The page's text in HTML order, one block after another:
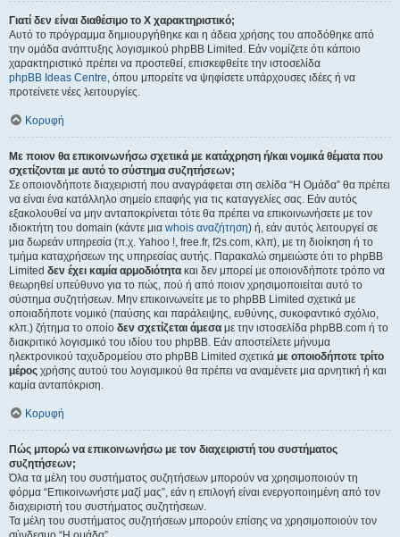
Γιατί δεν είναι διαθέσιμο το Χ χαρακτηριστικό;
Αυτό το πρόγραμμα δημιουργήθηκε και η άδεια χρήσης του αποδόθηκε από
την ομάδα ανάπτυξης λογισμικού phpBB Limited. Εάν νομίζετε ότι κάποιο
χαρακτηριστικό πρέπει να προστεθεί, επισκεφθείτε την ιστοσελίδα
phpBB Ideas Centre, όπου μπορείτε να ψηφίσετε υπάρχουσες ιδέες ή να
προτείνετε νέες λειτουργίες.
Κορυφή
Με ποιον θα επικοινωνήσω σχετικά με κατάχρηση ή/και νομικά θέματα που
σχετίζονται με αυτό το σύστημα συζητήσεων;
Σε οποιονδήποτε διαχειριστή που αναγράφεται στη σελίδα “Η Ομάδα” θα πρέπει
να είναι ένα κατάλληλο σημείο επαφής για τις καταγγελίες σας. Εάν αυτός
εξακολουθεί να μην ανταποκρίνεται τότε θα πρέπει να επικοινωνήσετε με τον
ιδιοκτήτη του domain (κάντε μια whois αναζήτηση) ή, εάν αυτός λειτουργεί σε
μια δωρεάν υπηρεσία (π.χ. Yahoo !, free.fr, f2s.com, κλπ), με τη διοίκηση ή το
τμήμα καταχρήσεων της υπηρεσίας αυτής. Παρακαλώ σημειώστε ότι το phpBB
Limited δεν έχει καμία αρμοδιότητα και δεν μπορεί με οποιονδήποτε τρόπο να
θεωρηθεί υπεύθυνο για το πώς, πού ή από ποιον χρησιμοποιείται αυτό το
σύστημα συζητήσεων. Μην επικοινωνείτε με το phpBB Limited σχετικά με
οποιαδήποτε νομικό (παύσης και παράλειψης, ευθύνης, συκοφαντικό σχόλιο,
κλπ.) ζήτημα το οποίο δεν σχετίζεται άμεσα με την ιστοσελίδα phpBB.com ή το
διακριτικό λογισμικό του ιδίου του phpBB. Εάν αποστείλετε μήνυμα
ηλεκτρονικού ταχυδρομείου στο phpBB Limited σχετικά με οποιοδήποτε τρίτο
μέρος χρήσης αυτού του λογισμικού θα πρέπει να αναμένετε μια αρνητική ή και
καμία ανταπόκριση.
Κορυφή
Πώς μπορώ να επικοινωνήσω με τον διαχειριστή του συστήματος
συζητήσεων;
Όλα τα μέλη του συστήματος συζητήσεων μπορούν να χρησιμοποιούν τη
φόρμα “Επικοινωνήστε μαζί μας”, εάν η επιλογή είναι ενεργοποιημένη από τον
διαχειριστή του συστήματος συζητήσεων.
Τα μέλη του συστήματος συζητήσεων μπορούν επίσης να χρησιμοποιούν τον